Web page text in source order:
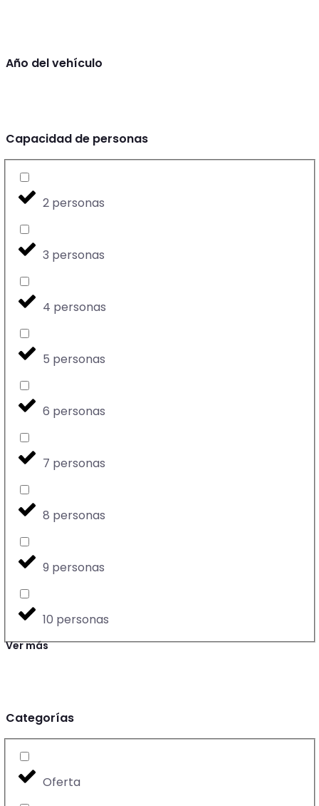
Año del vehículo
Capacidad de personas
2 personas
3 personas
4 personas
5 personas
6 personas
7 personas
8 personas
9 personas
10 personas
Ver más
Categorías
Oferta